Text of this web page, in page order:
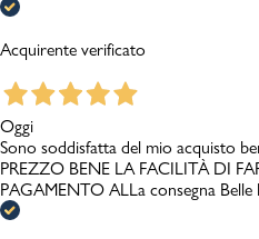
Acquirente verificato
Oggi
Sono soddisfatta del mio acquisto
PREZZO BENE LA FACILITÀ DI
PAGAMENTO ALLa consegna